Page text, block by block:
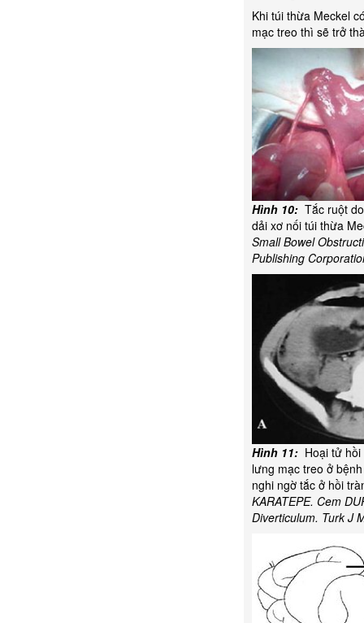
Khi túi thừa Meckel
mạc treo thì sẽ trở
Hình 10: Tắc ruột
dải xơ nối túi thừa
Small Bowel
Publishing
Hình 11: Hoại tử
lưng mạc treo ở
nghi ngờ tắc ở hồi
KARATEPE. Cem
Diverticulum. Turk J